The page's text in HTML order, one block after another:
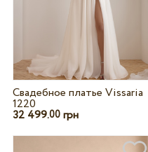
Свадебное платье Vissaria
1220
32 499.00грн